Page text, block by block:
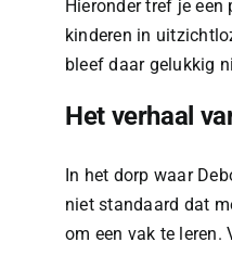
Hieronder tref je een
kinderen in
bleef daar gelukkig
Het verhaal
In het dorp waar
niet standaard dat
om een vak te leren.